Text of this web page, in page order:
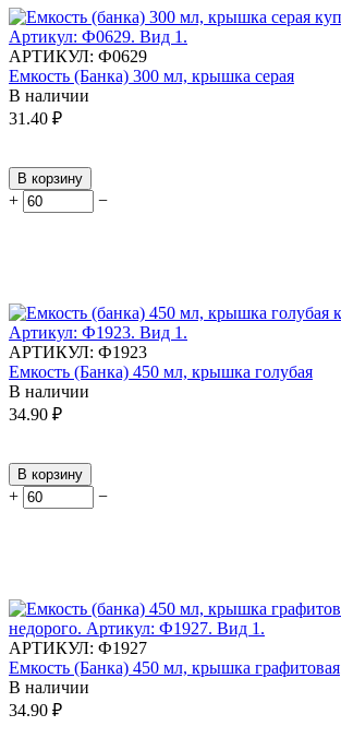
АРТИКУЛ: Ф0629
Емкость (Банка) 300 мл, крышка серая
В наличии
31.40 ₽
В корзину
+ −
АРТИКУЛ: Ф1923
Емкость (Банка) 450 мл, крышка голубая
В наличии
34.90 ₽
В корзину
+ −
АРТИКУЛ: Ф1927
Емкость (Банка) 450 мл, крышка графитовая
В наличии
34.90 ₽